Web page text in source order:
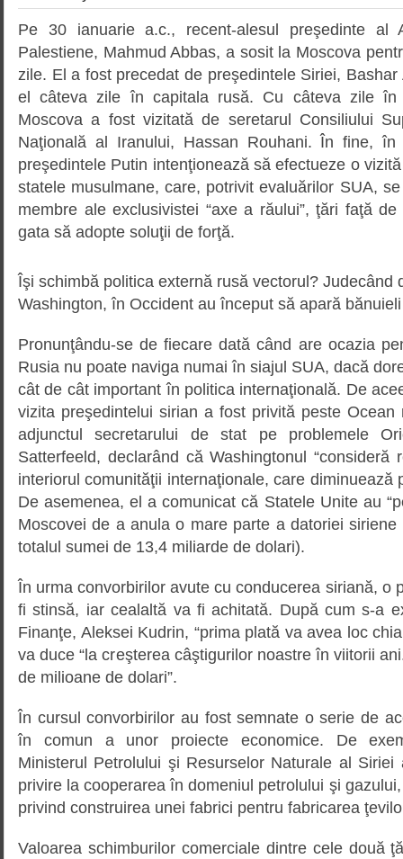
Pe 30 ianuarie a.c., recent-alesul preşedinte al
Palestiene, Mahmud Abbas, a sosit la Moscova
zile. El a fost precedat de preşedintele Siriei,
el câteva zile în capitala rusă. Cu câteva zile în
Moscova a fost vizitată de seretarul Consiliului
Naţională al Iranului, Hassan Rouhani. În fine, în
preşedintele Putin intenţionează să efectueze o
statele musulmane, care, potrivit evaluărilor SUA,
membre ale exclusivistei “axe a răului”, ţări faţă
gata să adopte soluţii de forţă.
Îşi schimbă politica externă rusă vectorul? Judecând
Washington, în Occident au început să apară
Pronunţându-se de fiecare dată când are ocazia
Rusia nu poate naviga numai în siajul SUA, dacă
cât de cât important în politica internaţională. De
vizita preşedintelui sirian a fost privită peste
adjunctul secretarului de stat pe problemele
Satterfeeld, declarând că Washingtonul “consideră
interiorul comunităţii internaţionale, care diminuează
De asemenea, el a comunicat că Statele Unite au
Moscovei de a anula o mare parte a datoriei
totalul sumei de 13,4 miliarde de dolari).
În urma convorbirilor avute cu conducerea siriană, o
fi stinsă, iar cealaltă va fi achitată. După cum s-a
Finanţe, Aleksei Kudrin, “prima plată va avea loc
va duce “la creşterea câştigurilor noastre în viitorii
de milioane de dolari”.
În cursul convorbirilor au fost semnate o serie de
în comun a unor proiecte economice. De
Ministerul Petrolului şi Resurselor Naturale al
privire la cooperarea în domeniul petrolului şi
privind construirea unei fabrici pentru fabricarea
Valoarea schimburilor comerciale dintre cele două